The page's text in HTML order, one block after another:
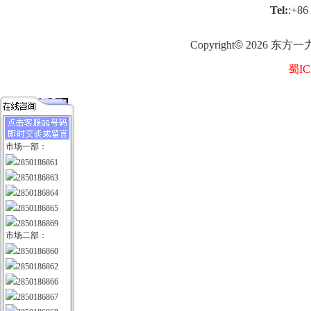
Tel::+86
Copyright© 2026 东方一
蜀
市场一部：
2850186861
2850186863
2850186864
2850186865
2850186869
市场二部：
2850186860
2850186862
2850186866
2850186867